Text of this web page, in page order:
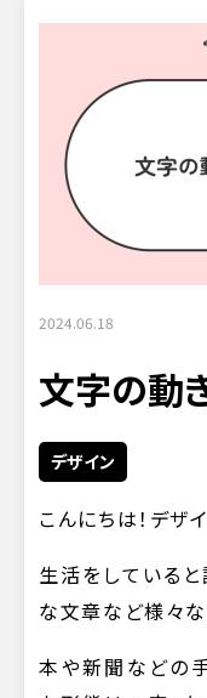
2024.06.18
文字の動
デザイン
こんにちは！デザ
生活をしている
な文章など様々
本や新聞などの